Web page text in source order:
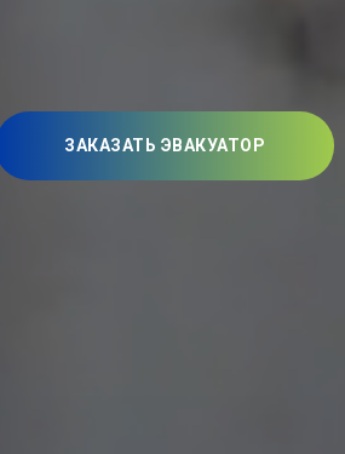
ЗАКАЗАТЬ ЭВАКУАТОР